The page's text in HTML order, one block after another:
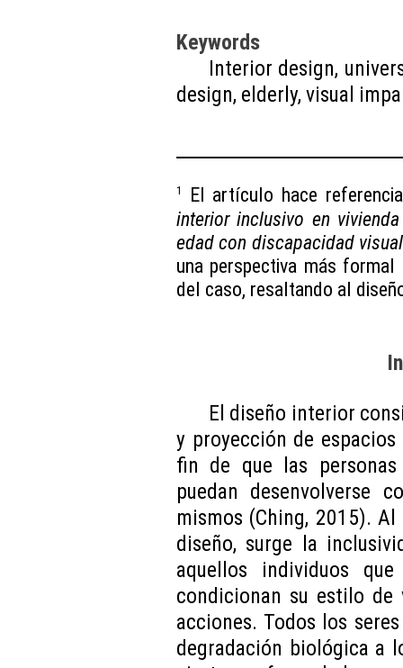
Keywords
Interior design,
design, elderly, visual
1
El artículo hace
interior inclusivo en
edad con discapacidad visual
una perspectiva más
del caso, resaltando al
El diseño interior
y proyección de
fin de que las
puedan desenvolverse
mismos (Ching, 2015).
diseño, surge la
aquellos individuos
condicionan su estilo
acciones. Todos los
degradación biológica a